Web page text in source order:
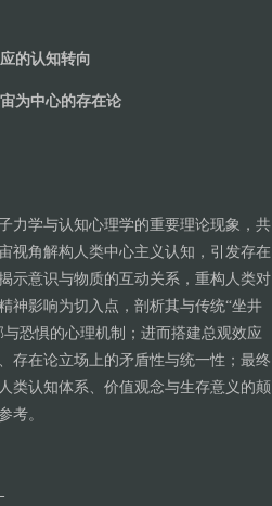
的认知转向
为中心的存在论
力学与认知心理学的重要理论现象，共
角解构人类中心主义认知，引发存在
示意识与物质的互动关系，重构人类对
神影响为切入点，剖析其与传统“坐井
恐惧的心理机制；进而搭建总观效应
存在论立场上的矛盾性与统一性；最终
类认知体系、价值观念与生存意义的颠
考。